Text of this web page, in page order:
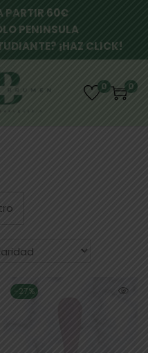
PARTIR 60€
PENINSULA
¡HAZ CLICK!
0 0
-27%